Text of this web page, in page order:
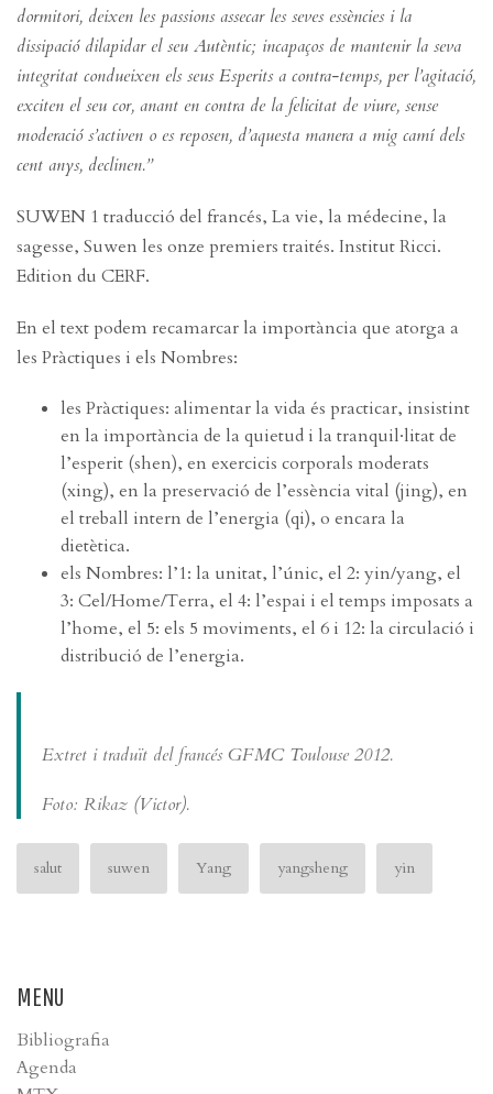
dormitori, deixen les passions assecar les seves essències i la
dissipació dilapidar el seu Autèntic; incapaços de mantenir la seva
integritat condueixen els seus Esperits a contra-temps, per l’agitació,
exciten el seu cor, anant en contra de la felicitat de viure, sense
moderació s’activen o es reposen, d’aquesta manera a mig camí dels
cent anys, declinen.”
SUWEN 1 traducció del francés, La vie, la médecine, la
sagesse, Suwen les onze premiers traités. Institut Ricci.
Edition du CERF.
En el text podem recamarcar la importància que atorga a
les Pràctiques i els Nombres:
les Pràctiques: alimentar la vida és practicar, insistint
en la importància de la quietud i la tranquil·litat de
l’esperit (shen), en exercicis corporals moderats
(xing), en la preservació de l’essència vital (jing), en
el treball intern de l’energia (qi), o encara la
dietètica.
els Nombres: l’1: la unitat, l’únic, el 2: yin/yang, el
3: Cel/Home/Terra, el 4: l’espai i el temps imposats a
l’home, el 5: els 5 moviments, el 6 i 12: la circulació i
distribució de l’energia.
Extret i traduït del francés GFMC Toulouse 2012.
Foto: Rikaz (Victor).
salut suwen Yang yangsheng yin
MENU
Bibliografia
Agenda